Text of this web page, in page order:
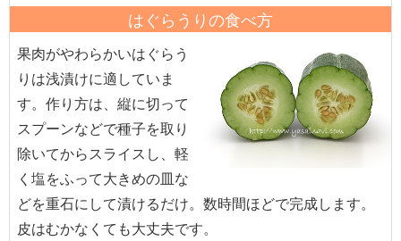
はぐらうりの食べ方
果肉がやわらかいはぐらう
りは浅漬けに適していま
す。作り方は、縦に切って
スプーンなどで種子を取り
除いてからスライスし、軽
く塩をふって大きめの皿な
どを重石にして漬けるだけ。数時間ほどで完成します。
皮はむかなくても大丈夫です。